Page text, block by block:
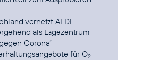
vernetzt ALDI
als Lagezentrum
Corona“
für O2